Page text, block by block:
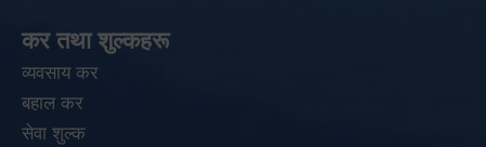
कर तथा शुल्कहरू
व्यवसाय कर
बहाल कर
सेवा शुल्क